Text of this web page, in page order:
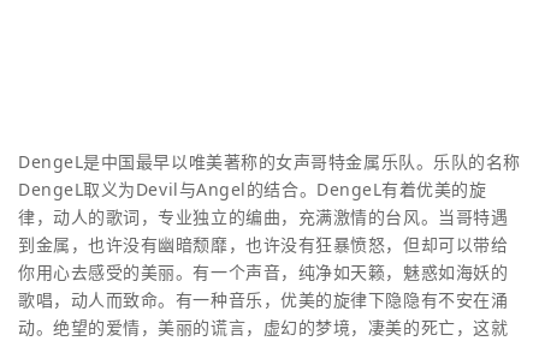
DengeL是中国最早以唯美著称的女声哥特金属乐队。乐队的名称
DengeL取义为Devil与Angel的结合。DengeL有着优美的旋
律，动人的歌词，专业独立的编曲，充满激情的台风。当哥特遇
到金属，也许没有幽暗颓靡，也许没有狂暴愤怒，但却可以带给
你用心去感受的美丽。有一个声音，纯净如天籁，魅惑如海妖的
歌唱，动人而致命。有一种音乐，优美的旋律下隐隐有不安在涌
动。绝望的爱情，美丽的谎言，虚幻的梦境，凄美的死亡，这就